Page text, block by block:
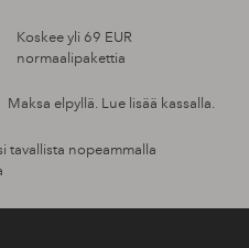
Koskee yli 69 EUR
normaalipakettia
Maksa elpyllä. Lue lisää kassalla.
tavallista nopeammalla